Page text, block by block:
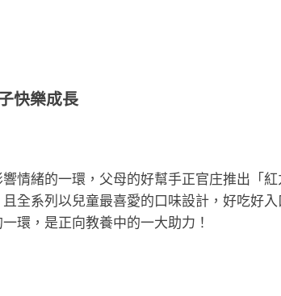
快樂成長
情緒的一環，父母的好幫手正官庄推出「紅
全系列以兒童最喜愛的口味設計，好吃好入
環，是正向教養中的一大助力！